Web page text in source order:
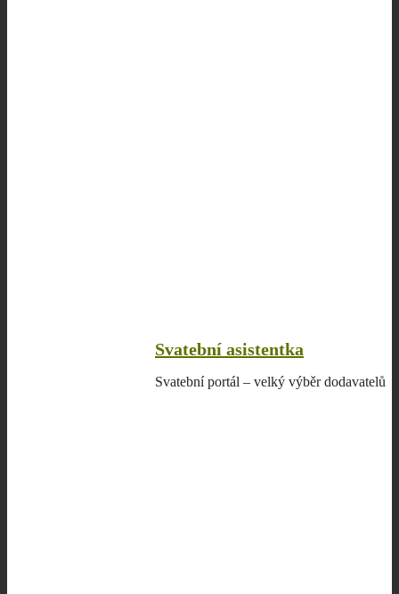
Svatební asistentka
Svatební portál – velký výběr dodavatelů